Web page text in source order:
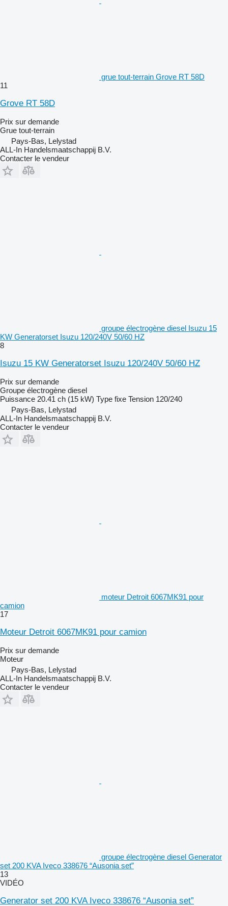
grue tout-terrain Grove RT 58D
11
Grove RT 58D
Prix sur demande
Grue tout-terrain
Pays-Bas, Lelystad
ALL-In Handelsmaatschappij B.V.
Contacter le vendeur
groupe électrogène diesel Isuzu 15
KW Generatorset Isuzu 120/240V 50/60 HZ
8
Isuzu 15 KW Generatorset Isuzu 120/240V 50/60 HZ
Prix sur demande
Groupe électrogène diesel
Puissance 20.41 ch (15 kW) Type fixe Tension 120/240
Pays-Bas, Lelystad
ALL-In Handelsmaatschappij B.V.
Contacter le vendeur
moteur Detroit 6067MK91 pour
camion
17
Moteur Detroit 6067MK91 pour camion
Prix sur demande
Moteur
Pays-Bas, Lelystad
ALL-In Handelsmaatschappij B.V.
Contacter le vendeur
groupe électrogène diesel Generator
set 200 KVA Iveco 338676 “Ausonia set”
13
VIDÉO
Generator set 200 KVA Iveco 338676 “Ausonia set”